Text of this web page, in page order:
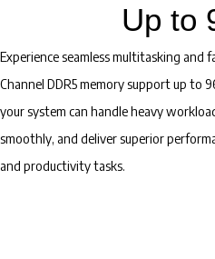
Up to
Experience seamless multitasking and
Channel DDR5 memory support up to
your system can handle heavy
smoothly, and deliver superior
and productivity tasks.